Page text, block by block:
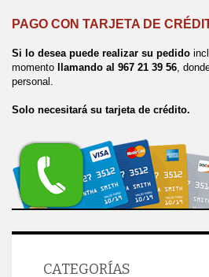
PAGO CON TARJETA DE
Si lo desea puede realizar su pedido
momento
llamando al 967 21 39 56,
personal.
Solo necesitará su tarjeta de crédito.
CATEGORÍAS